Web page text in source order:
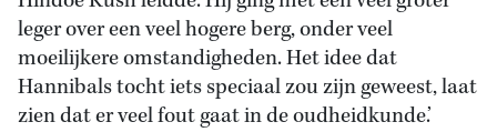
leger over een veel hogere berg, onder veel
moeilijkere omstandigheden. Het idee dat
Hannibals tocht iets speciaal zou zijn geweest, laat
zien dat er veel fout gaat in de oudheidkunde.’